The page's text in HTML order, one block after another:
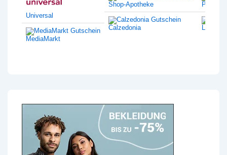
Universal
MediaMarkt
Shop-Apotheke
Calzedonia
Philips